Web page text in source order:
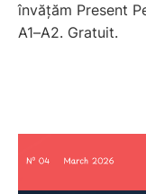
învățăm Present
A1–A2. Gratuit.